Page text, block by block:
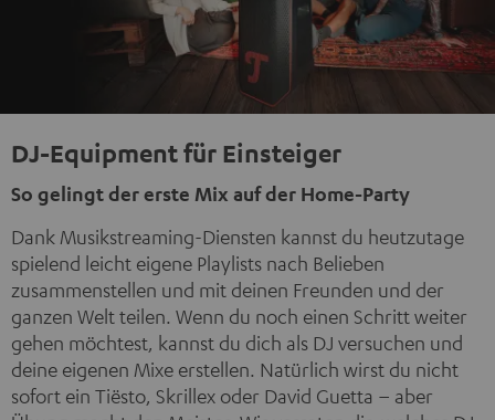
DJ-Equipment für Einsteiger
So gelingt der erste Mix auf der Home-Party
Dank Musikstreaming-Diensten kannst du heutzutage
spielend leicht eigene Playlists nach Belieben
zusammenstellen und mit deinen Freunden und der
ganzen Welt teilen. Wenn du noch einen Schritt weiter
gehen möchtest, kannst du dich als DJ versuchen und
deine eigenen Mixe erstellen. Natürlich wirst du nicht
sofort ein Tiësto, Skrillex oder David Guetta – aber